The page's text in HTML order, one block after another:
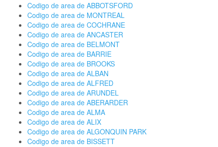
Codigo de area de ABBOTSFORD
Codigo de area de MONTREAL
Codigo de area de COCHRANE
Codigo de area de ANCASTER
Codigo de area de BELMONT
Codigo de area de BARRIE
Codigo de area de BROOKS
Codigo de area de ALBAN
Codigo de area de ALFRED
Codigo de area de ARUNDEL
Codigo de area de ABERARDER
Codigo de area de ALMA
Codigo de area de ALIX
Codigo de area de ALGONQUIN PARK
Codigo de area de BISSETT